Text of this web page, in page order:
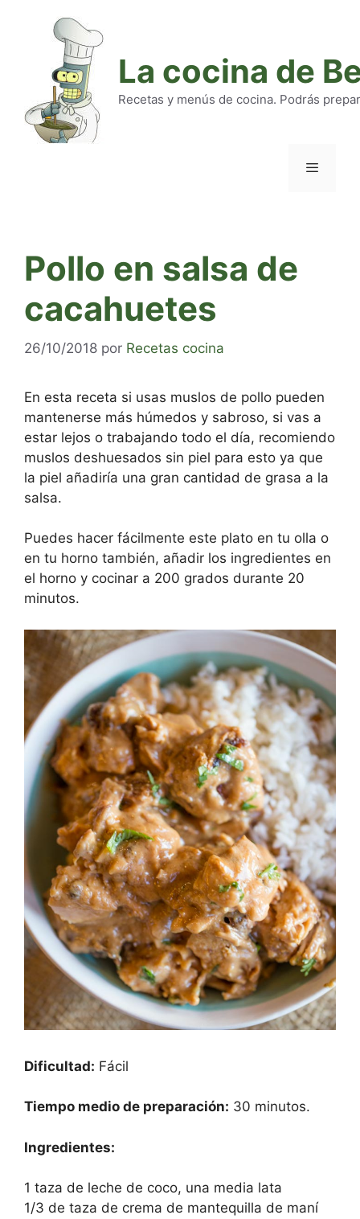
La cocina de
Recetas y menús de cocina. Podrás
Pollo en salsa de
cacahuetes
26/10/2018 por Recetas cocina
En esta receta si usas muslos de pollo pueden
mantenerse más húmedos y sabroso, si vas a
estar lejos o trabajando todo el día, recomiendo
muslos deshuesados ​​sin piel para esto ya que
la piel añadiría una gran cantidad de grasa a la
salsa.
Puedes hacer fácilmente este plato en tu olla o
en tu horno también, añadir los ingredientes en
el horno y cocinar a 200 grados durante 20
minutos.
Dificultad: Fácil
Tiempo medio de preparación: 30 minutos.
Ingredientes:
1 taza de leche de coco, una media lata
1/3 de taza de crema de mantequilla de maní